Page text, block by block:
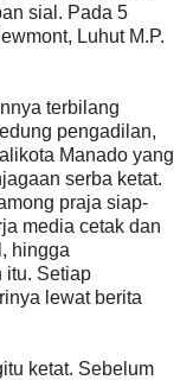
sial. Pada 5
Luhut M.P.
terbilang
pengadilan,
Manado yang
serba ketat.
praja siap-
media cetak dan
hingga
itu. Setiap
lewat berita
ketat. Sebelum